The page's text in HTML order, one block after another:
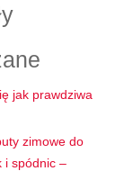
jak prawdziwa
zimowe do
i spódnic –